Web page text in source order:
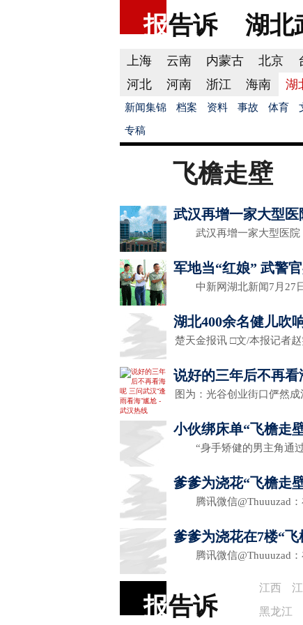
报告诉 湖北
上海 云南 内蒙古 北京
河北
河南 浙江 海南 湖
新闻集锦 档案 资料 事故 体育
专稿
飞檐走壁
武汉再增一家大型医
武汉再增一家大型医院
军地当“红娘” 武警
中新网湖北新闻7月27
湖北400余名健儿吹
楚天金报讯 □文/本报记
说好的三年后不再
图为：光谷创业街口俨然
小伙绑床单“飞檐走
“身手矫健的男主角通过
爹爹为浇花“飞檐走
腾讯微信@Thuuuzad：
爹爹为浇花在7楼“
腾讯微信@Thuuuzad：
报告诉
江西
黑龙江